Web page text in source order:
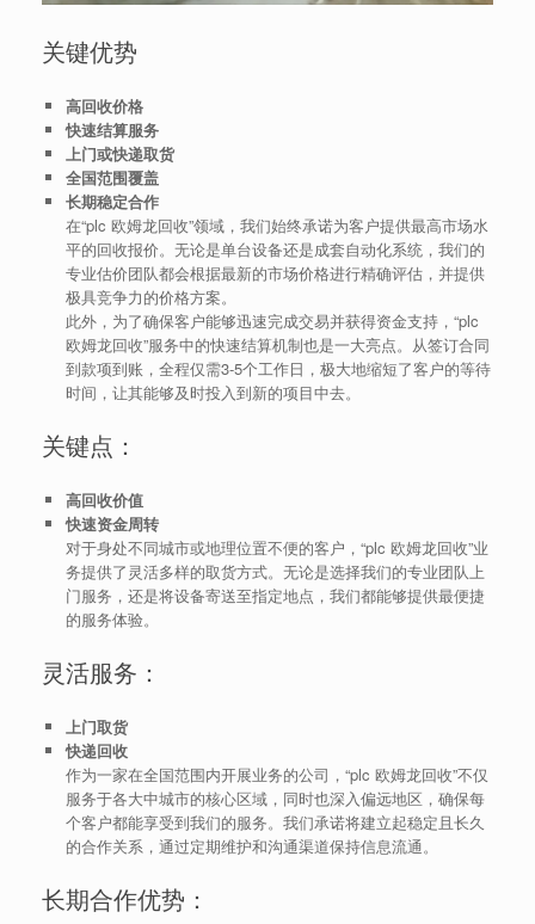
关键优势
高回收价格
快速结算服务
上门或快递取货
全国范围覆盖
长期稳定合作
在“plc 欧姆龙回收”领域，我们始终承诺为客户提供最高市场水
平的回收报价。无论是单台设备还是成套自动化系统，我们的
专业估价团队都会根据最新的市场价格进行精确评估，并提供
极具竞争力的价格方案。
此外，为了确保客户能够迅速完成交易并获得资金支持，“plc
欧姆龙回收”服务中的快速结算机制也是一大亮点。从签订合同
到款项到账，全程仅需3-5个工作日，极大地缩短了客户的等待
时间，让其能够及时投入到新的项目中去。
关键点：
高回收价值
快速资金周转
对于身处不同城市或地理位置不便的客户，“plc 欧姆龙回收”业
务提供了灵活多样的取货方式。无论是选择我们的专业团队上
门服务，还是将设备寄送至指定地点，我们都能够提供最便捷
的服务体验。
灵活服务：
上门取货
快递回收
作为一家在全国范围内开展业务的公司，“plc 欧姆龙回收”不仅
服务于各大中城市的核心区域，同时也深入偏远地区，确保每
个客户都能享受到我们的服务。我们承诺将建立起稳定且长久
的合作关系，通过定期维护和沟通渠道保持信息流通。
长期合作优势：